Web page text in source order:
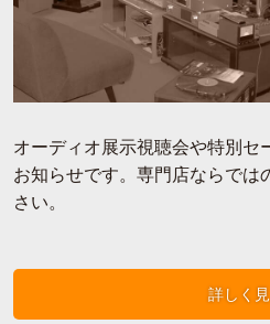
オーディオ展示視聴会や特別セ
お知らせです。専門店ならでは
さい。
詳しく